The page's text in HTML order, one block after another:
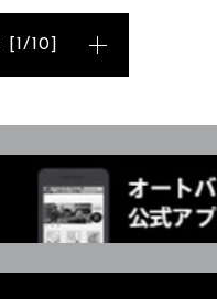
[1/10